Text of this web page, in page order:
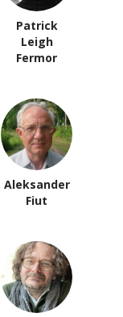
Patrick
Leigh
Fermor
Aleksander
Fiut